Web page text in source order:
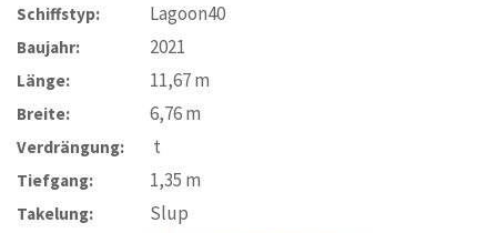
Schiffstyp: Lagoon40
Baujahr: 2021
Länge: 11,67m
Breite: 6,76m
Verdrängung: t
Tiefgang: 1,35 m
Takelung: Slup